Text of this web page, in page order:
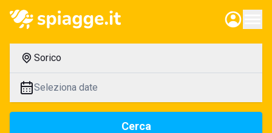
Sorico
Seleziona date
Cerca